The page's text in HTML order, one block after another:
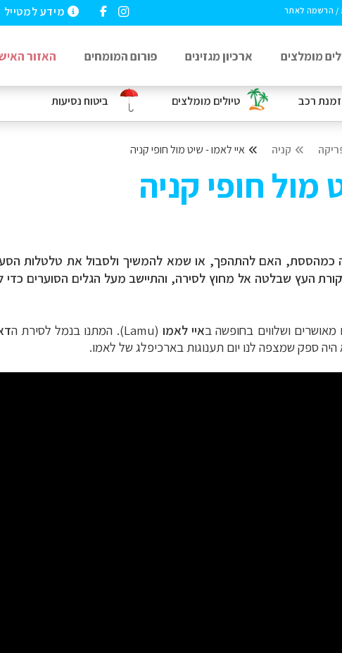
רכב טיולים מומלצים ביטוח נסיעות
מידע למטייל / הרשמה לאתר
מומלצים ארכיון מגזינים פורום המומחים האזור
קניה איי לאמו - שיט מול חופי קניה
מול חופי קניה
כמהססת, האם להתהפך, או שמא להמשיך ולסבול את טלטלות
קורת העץ שבלטה אל מחוץ לסירה, והתיישב מעל הגלים הסוערים
מאושרים ושלווים בחופשה באיי לאמו (Lamu). המתנו בנמל לסירת ה
היה ספק שמצפה לנו יום תענוגות בארכיפלג של לאמו.